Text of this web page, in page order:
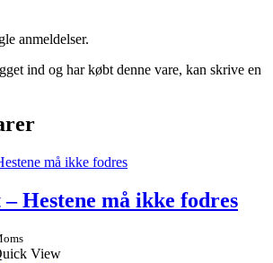
anmeldelser.
ind og har købt denne vare, kan skrive en
Hestene må ikke fodres
View